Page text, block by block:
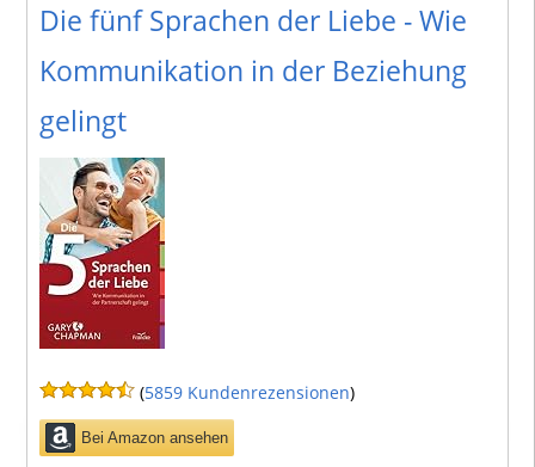
Die fünf Sprachen der Liebe - Wie
Kommunikation in der Beziehung
gelingt
(5859 Kundenrezensionen)
Bei Amazon ansehen